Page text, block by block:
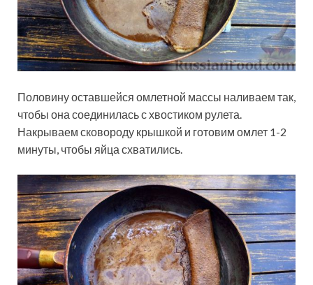
Половину оставшейся омлетной массы наливаем так,
чтобы она соединилась с хвостиком рулета.
Накрываем сковороду крышкой и готовим омлет 1-2
минуты, чтобы яйца схватились.